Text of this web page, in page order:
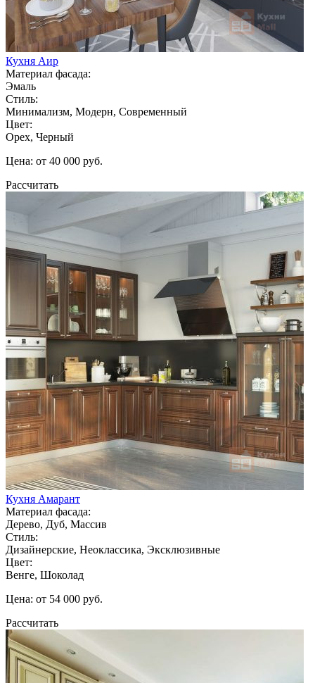
Кухня Аир
Материал фасада:
Эмаль
Стиль:
Минимализм, Модерн, Современный
Цвет:
Орех, Черный
Цена: от 40 000 руб.
Рассчитать
Кухня Амарант
Материал фасада:
Дерево, Дуб, Массив
Стиль:
Дизайнерские, Неоклассика, Эксклюзивные
Цвет:
Венге, Шоколад
Цена: от 54 000 руб.
Рассчитать